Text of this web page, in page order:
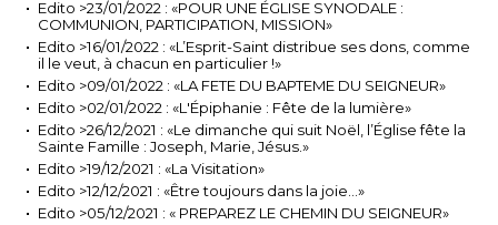
Edito >23/01/2022 : «POUR UNE ÉGLISE SYNODALE :
COMMUNION, PARTICIPATION, MISSION»
Edito >16/01/2022 : «L’Esprit-Saint distribue ses dons, comme
il le veut, à chacun en particulier !»
Edito >09/01/2022 : «LA FETE DU BAPTEME DU SEIGNEUR»
Edito >02/01/2022 : «L'Épiphanie : Fête de la lumière»
Edito >26/12/2021 : «Le dimanche qui suit Noël, l’Église fête la
Sainte Famille : Joseph, Marie, Jésus.»
Edito >19/12/2021 : «La Visitation»
Edito >12/12/2021 : «Être toujours dans la joie…»
Edito >05/12/2021 : « PREPAREZ LE CHEMIN DU SEIGNEUR»